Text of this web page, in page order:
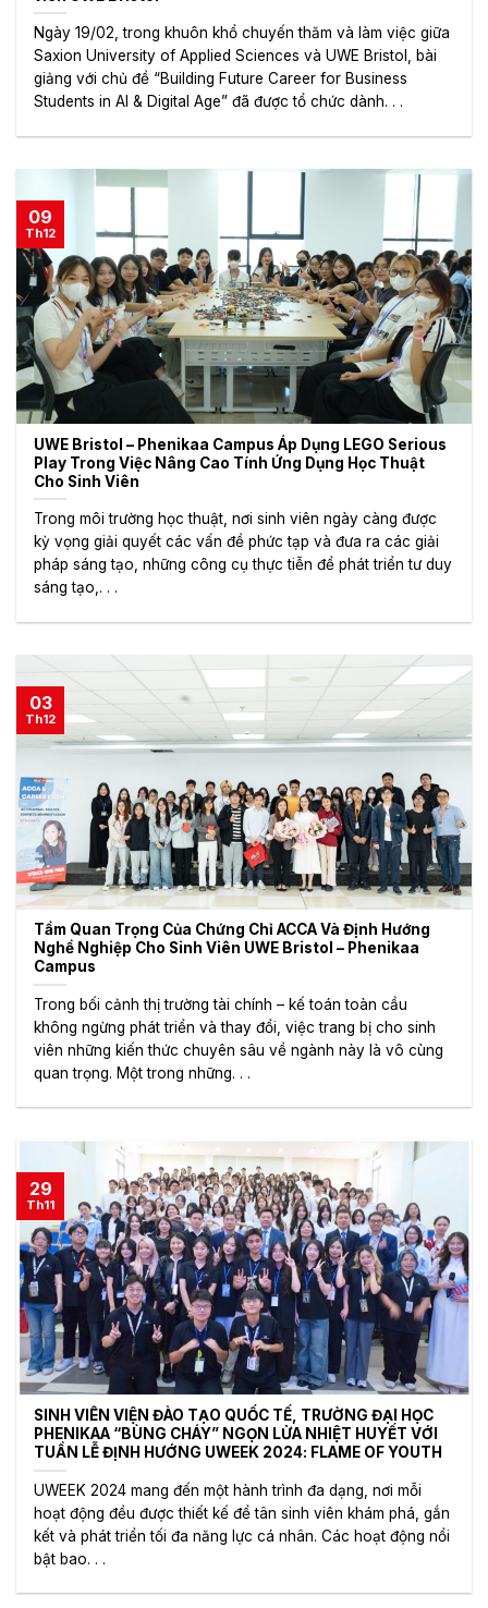
Ngày 19/02, trong khuôn khổ chuyến thăm và làm việc giữa
Saxion University of Applied Sciences và UWE Bristol, bài
giảng với chủ đề “Building Future Career for Business
Students in AI & Digital Age” đã được tổ chức dành. . .
UWE Bristol – Phenikaa Campus Áp Dụng LEGO Serious
Play Trong Việc Nâng Cao Tính Ứng Dụng Học Thuật
Cho Sinh Viên
Trong môi trường học thuật, nơi sinh viên ngày càng được
kỳ vọng giải quyết các vấn đề phức tạp và đưa ra các giải
pháp sáng tạo, những công cụ thực tiễn để phát triển tư duy
sáng tạo,. . .
09
Th12
Tầm Quan Trọng Của Chứng Chỉ ACCA Và Định Hướng
Nghề Nghiệp Cho Sinh Viên UWE Bristol – Phenikaa
Campus
Trong bối cảnh thị trường tài chính – kế toán toàn cầu
không ngừng phát triển và thay đổi, việc trang bị cho sinh
viên những kiến thức chuyên sâu về ngành này là vô cùng
quan trọng. Một trong những. . .
03
Th12
SINH VIÊN VIỆN ĐÀO TẠO QUỐC TẾ, TRƯỜNG ĐẠI HỌC
PHENIKAA “BÙNG CHÁY” NGỌN LỬA NHIỆT HUYẾT VỚI
TUẦN LỄ ĐỊNH HƯỚNG UWEEK 2024: FLAME OF YOUTH
UWEEK 2024 mang đến một hành trình đa dạng, nơi mỗi
hoạt động đều được thiết kế để tân sinh viên khám phá, gắn
kết và phát triển tối đa năng lực cá nhân. Các hoạt động nổi
bật bao. . .
29
Th11